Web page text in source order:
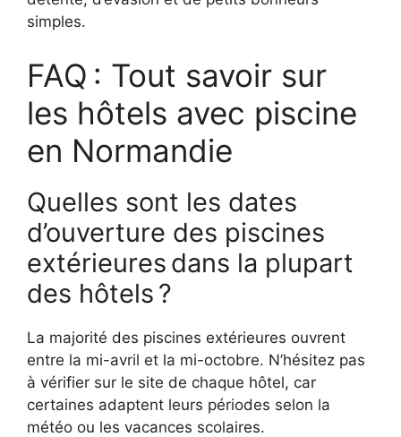
simples.
FAQ : Tout savoir sur
les hôtels avec piscine
en Normandie
Quelles sont les dates
d’ouverture des piscines
extérieures dans la plupart
des hôtels ?
La majorité des piscines extérieures ouvrent
entre la mi-avril et la mi-octobre. N’hésitez pas
à vérifier sur le site de chaque hôtel, car
certaines adaptent leurs périodes selon la
météo ou les vacances scolaires.